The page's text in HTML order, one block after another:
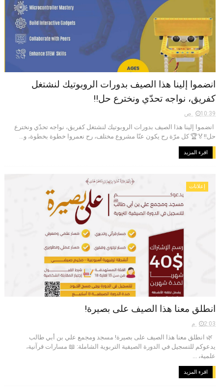
انضموا إلينا هذا الصيف بدورات الروبوتيك لنشتغل
كفريق، نواجه تحدّي ونخترع حل!!
10:39 ص
انضموا إلينا هذا الصيف بدورات الروبوتيك لنشتغل كفريق، نواجه تحدّي ونخترع
حل!!🏅🏆 كل مرّة رح يكون عنّا مشروع مختلف، رح نعمروا خطوة بخطوة، و...
اقرء المزيد
إعلانات
انطلق معنا هذا الصيف على بصيرة!
2:03 م
🌿 انطلق معنا هذا الصيف على بصيرة! مسجد ومجمع علي بن أبي طالب
يدعوكم للتسجيل في الدورة الصيفية التربوية الشاملة: 📖 مسارات قرآنية،
علمية، ...
اقرء المزيد